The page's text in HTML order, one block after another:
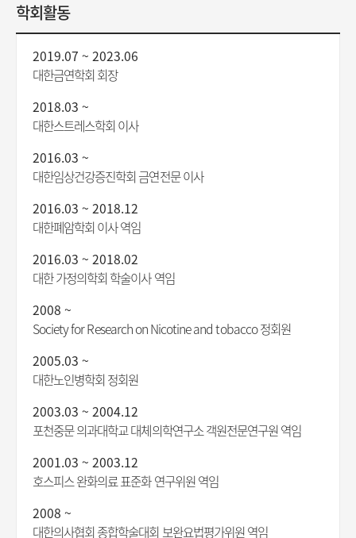
학회활동
2019.07 ~ 2023.06
대한금연학회 회장
2018.03 ~
대한스트레스학회 이사
2016.03 ~
대한임상건강증진학회 금연전문 이사
2016.03 ~ 2018.12
대한폐암학회 이사 역임
2016.03 ~ 2018.02
대한 가정의학회 학술이사 역임
2008 ~
Society for Research on Nicotine and tobacco 정회원
2005.03 ~
대한노인병학회 정회원
2003.03 ~ 2004.12
포천중문 의과대학교 대체의학연구소 객원전문연구원 역임
2001.03 ~ 2003.12
호스피스 완화의료 표준화 연구위원 역임
2008 ~
대한의사협회 종합학술대회 보완요법평가위원 역임